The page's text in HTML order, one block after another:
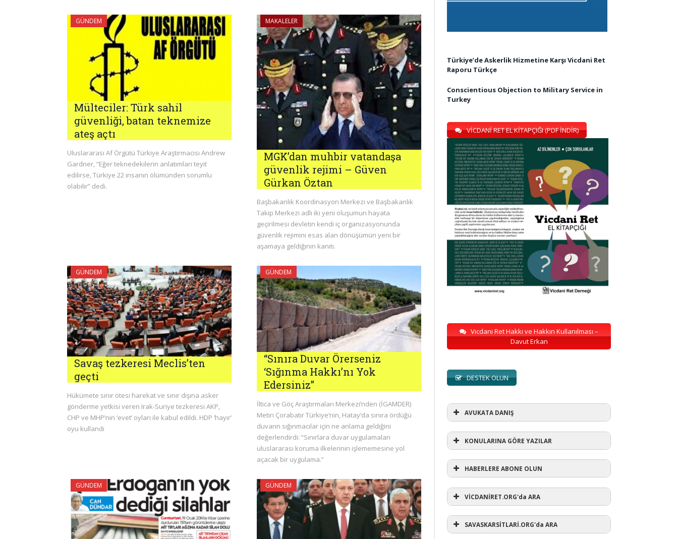
GÜNDEM
Mülteciler: Türk sahil
güvenliği, batan teknemize
ateş açtı
Uluslararası Af Örgütü Türkiye Araştırmacısı Andrew
Gardner, “Eğer teknedekilerin anlatımları teyit
edilirse, Türkiye 22 insanın ölümünden sorumlu
olabilir” dedi.
MAKALELER
MGK’dan muhbir vatandaşa
güvenlik rejimi – Güven
Gürkan Öztan
Başbakanlık Koordinasyon Merkezi ve Başbakanlık
Takip Merkezi adlı iki yeni oluşumun hayata
geçirilmesi devletin kendi iç organizasyonunda
güvenlik rejimini esas alan dönüşümün yeni bir
aşamaya geldiğinin kanıtı.
GÜNDEM
Savaş tezkeresi Meclis’ten
geçti
Hükümete sınır ötesi harekat ve sınır dışına asker
gönderme yetkisi veren Irak-Suriye tezkeresi AKP,
CHP ve MHP’nin ‘evet’ oyları ile kabul edildi. HDP ‘hayır’
oyu kullandı
GÜNDEM
“Sınıra Duvar Örerseniz
‘Sığınma Hakkı’nı Yok
Edersiniz”
İltica ve Göç Araştırmaları Merkezi’nden (İGAMDER)
Metin Çorabatır Türkiye’nin, Hatay’da sınıra ördüğü
duvarın sığınmacılar için ne anlama geldiğini
değerlendirdi: “Sınırlara duvar uygulamaları
uluslararası koruma ilkelerinin işlememesine yol
açacak bir uygulama.”
GÜNDEM GÜNDEM
Türkiye’de Askerlik Hizmetine Karşı Vicdani Ret
Raporu Türkçe
Conscientious Objection to Military Service in
Turkey
VİCDANİ RET EL KİTAPÇIĞI (PDF İNDİR)
Vicdani Ret Hakkı ve Hakkın Kullanılması –
Davut Erkan
DESTEK OLUN
AVUKATA DANIŞ
AVUKATA DANIŞ
KONULARINA GÖRE YAZILAR
KONULARINA GÖRE YAZILAR
#refusewar(1)
'dur' ihtarı(3)
HABERLERE ABONE OLUN
VİCDANİRET.ORG'da ARA
SAVASKARSİTLARİ.ORG'da ARA